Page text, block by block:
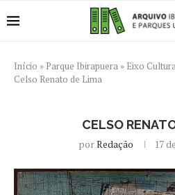
Início » Parque Ibirapuera » Eixo
Celso Renato de Lima
CELSO
porRedação 17